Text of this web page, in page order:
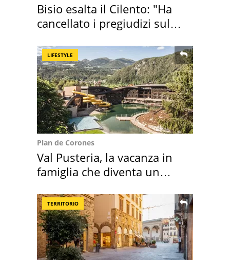
Bisio esalta il Cilento: "Ha
cancellato i pregiudizi sul
LIFESTYLE
Plan de Corones
Val Pusteria, la vacanza in
famiglia che diventa un
TERRITORIO